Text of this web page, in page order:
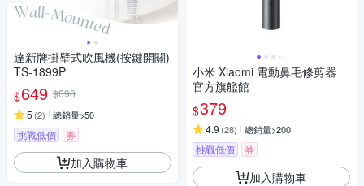
達新牌掛壁式吹風機(按鍵開關)
TS-1899P
$649 $690
5 (2) 總銷量>50
挑戰低價 券
加入購物車
小米 Xiaomi 電動鼻毛修剪器
官方旗艦館
$379
4.9 (28) 總銷量>200
挑戰低價 券
加入購物車